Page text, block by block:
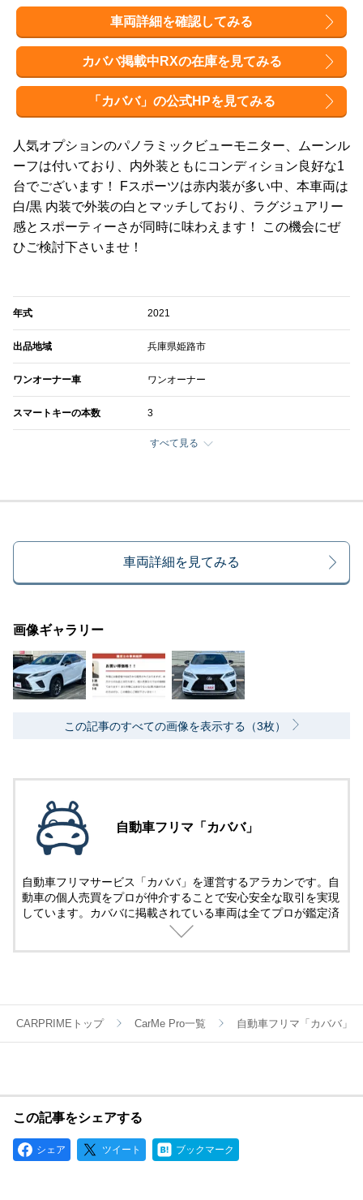
車両詳細を確認してみる
カババ掲載中RXの在庫を見てみる
「カババ」の公式HPを見てみる
人気オプションのパノラミックビューモニター、ムーンル
ーフは付いており、内外装ともにコンディション良好な1
台でございます！ Fスポーツは赤内装が多い中、本車両は
白/黒 内装で外装の白とマッチしており、ラグジュアリー
感とスポーティーさが同時に味わえます！ この機会にぜ
ひご検討下さいませ！
年式 2021
出品地域 兵庫県姫路市
ワンオーナー車 ワンオーナー
スマートキーの本数 3
すべて見る
車両詳細を見てみる
画像ギャラリー
この記事のすべての画像を表示する（3枚）
自動車フリマ「カババ」
自動車フリマサービス「カババ」を運営するアラカンです。自
動車の個人売買をプロが仲介することで安心安全な取引を実現
しています。カババに掲載されている車両は全てプロが鑑定済
CARPRIMEトップ CarMe Pro一覧 自動車フリマ「カババ」
この記事をシェアする
シェア ツイート ブックマーク